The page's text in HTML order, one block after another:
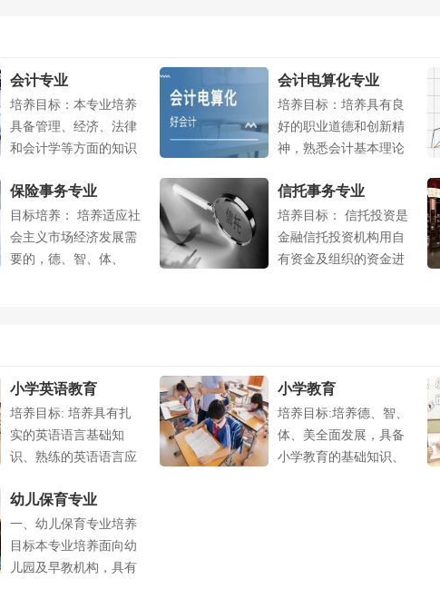
会计专业
培养目标：本专业培养
具备管理、经济、法律
和会计学等方面的知识
会计电算化专业
培养目标：培养具有良
好的职业道德和创新精
神，熟悉会计基本理论
保险事务专业
目标培养： 培养适应社
会主义市场经济发展需
要的，德、智、体、
信托事务专业
培养目标： 信托投资是
金融信托投资机构用自
有资金及组织的资金进
小学英语教育
培养目标: 培养具有扎
实的英语语言基础知
识、熟练的英语语言应
小学教育
培养目标:培养德、智、
体、美全面发展，具备
小学教育的基础知识、
幼儿保育专业
一、幼儿保育专业培养
目标本专业培养面向幼
儿园及早教机构，具有